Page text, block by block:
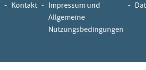
- Kontakt - Impressum und
Allgemeine
Nutzungsbedingungen
-